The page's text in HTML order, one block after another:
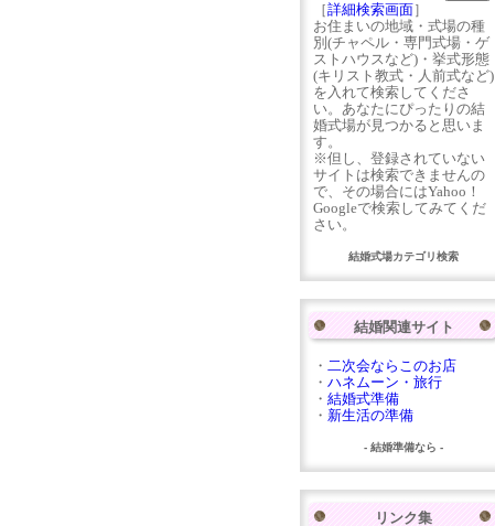
［詳細検索画面］
お住まいの地域・式場の種
別(チャペル・専門式場・ゲ
ストハウスなど)・挙式形態
(キリスト教式・人前式など)
を入れて検索してくださ
い。あなたにぴったりの結
婚式場が見つかると思いま
す。
※但し、登録されていない
サイトは検索できませんの
で、その場合にはYahoo！
Googleで検索してみてくだ
さい。
結婚式場カテゴリ検索
結婚関連サイト
・ 二次会ならこのお店
・ ハネムーン・旅行
・ 結婚式準備
・ 新生活の準備
- 結婚準備なら -
リンク集